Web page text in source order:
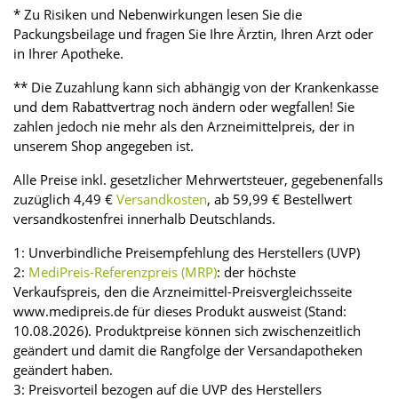
* Zu Risiken und Nebenwirkungen lesen Sie die
Packungsbeilage und fragen Sie Ihre Ärztin, Ihren Arzt oder
in Ihrer Apotheke.
** Die Zuzahlung kann sich abhängig von der Krankenkasse
und dem Rabattvertrag noch ändern oder wegfallen! Sie
zahlen jedoch nie mehr als den Arzneimittelpreis, der in
unserem Shop angegeben ist.
Alle Preise inkl. gesetzlicher Mehrwertsteuer, gegebenenfalls
zuzüglich 4,49 € Versandkosten, ab 59,99 € Bestellwert
versandkostenfrei innerhalb Deutschlands.
1: Unverbindliche Preisempfehlung des Herstellers (UVP)
2: MediPreis-Referenzpreis (MRP): der höchste
Verkaufspreis, den die Arzneimittel-Preisvergleichsseite
www.medipreis.de für dieses Produkt ausweist (Stand:
10.08.2026). Produktpreise können sich zwischenzeitlich
geändert und damit die Rangfolge der Versandapotheken
geändert haben.
3: Preisvorteil bezogen auf die UVP des Herstellers